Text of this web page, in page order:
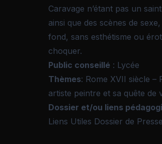
Caravage n’étant pas un
ainsi que des scènes de
fond, sans esthétisme ou
choquer.
Public conseillé : Lycée
Thèmes: Rome XVII siècle –
artiste peintre et sa quête de
Dossier et/ou liens
Liens Utiles Dossier de Presse